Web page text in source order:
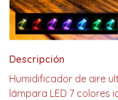
Descripción
Humidificador de aire
lámpara LED 7 colores